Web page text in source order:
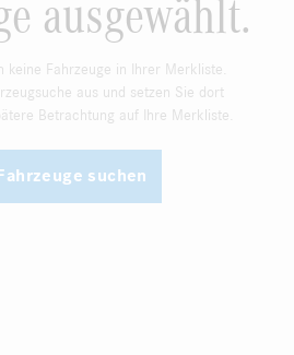
ausgewählt.
keine Fahrzeuge in Ihrer Merkliste.
aus und setzen Sie dort
Betrachtung auf Ihre Merkliste.
suchen